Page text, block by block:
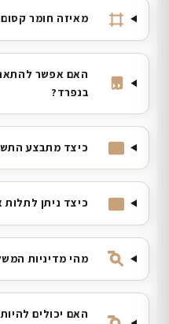
מאיזה חומר
האם אפשר
בנפרד?
כיצד מתבצע
כיצד ניתן
מהי מדיניות
האם יכולים